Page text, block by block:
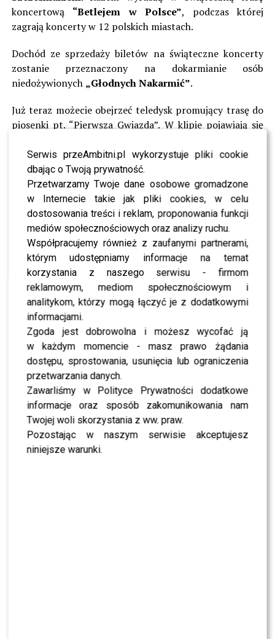
Serwis przeAmbitni.pl wykorzystuje pliki cookie
dbając o Twoją prywatność.
Przetwarzamy Twoje dane osobowe gromadzone
w Internecie takie jak pliki cookies, w celu
dostosowania treści i reklam, proponowania funkcji
mediów społecznościowych oraz analizy ruchu.
Współpracujemy również z zaufanymi partnerami,
którym udostępniamy informacje na temat
korzystania z naszego serwisu - firmom
reklamowym, mediom społecznościowym i
analitykom, którzy mogą łączyć je z dodatkowymi
informacjami.
Zgoda jest dobrowolna i możesz wycofać ją
w każdym momencie - masz prawo żądania
dostępu, sprostowania, usunięcia lub ograniczenia
przetwarzania danych.
Zawarliśmy w Polityce Prywatności dodatkowe
informacje oraz sposób zakomunikowania nam
Twojej woli skorzystania z ww. praw.
Pozostając w naszym serwisie akceptujesz
niniejsze warunki.
koncertową “Betlejem w Polsce”, podczas której
zagrają koncerty w 12 polskich miastach.
Dochód ze sprzedaży biletów na świąteczne koncerty
zostanie przeznaczony na dokarmianie osób
niedożywionych „Głodnych Nakarmić”.
Już teraz możecie obejrzeć teledysk promujący trasę do
piosenki pt. “Pierwsza Gwiazda”. W klipie pojawiają się
Oto lista miast i miejsc koncertów obejmujących
“Betlejem w Polsce”:
29.12 – Katowice, Spodek
04.01 – Kalisz, Arena Kalisz
06.01 – Poznań, Arena Poznań
07.01 – Gdynia, Arena Gdynia
12.01 – Łódź, Atlas Arena
13.01 – Szczecin, Azoty Arena
15.01 – Bydgoszcz, Hala Łuczniczka
20.01 – Kielce, Hala Legionów
21.01 – Warszawa, Torwar
22.01 – Lublin, Hala Globus